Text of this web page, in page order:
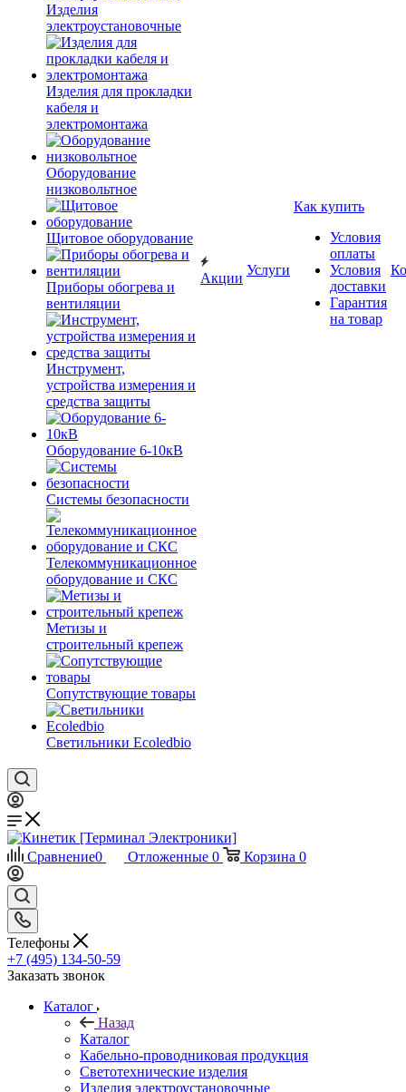
Изделия
электроустановочные
Изделия для прокладки
кабеля и
электромонтажа
Оборудование
низковольтное
Щитовое оборудование
Приборы обогрева и
вентиляции
Инструмент,
устройства измерения и
средства защиты
Оборудование 6-10кВ
Системы безопасности
Телекоммуникационное
оборудование и СКС
Метизы и
строительный крепеж
Сопутствующие товары
Светильники Ecoledbio
Акции
Услуги
Как купить
Условия
оплаты
Условия
доставки
Гарантия
на товар
Сравнение0 Отложенные 0 Корзина 0
Телефоны
+7 (495) 134-50-59
Заказать звонок
Каталог
Назад
Каталог
Кабельно-проводниковая продукция
Светотехнические изделия
Изделия электроустановочные